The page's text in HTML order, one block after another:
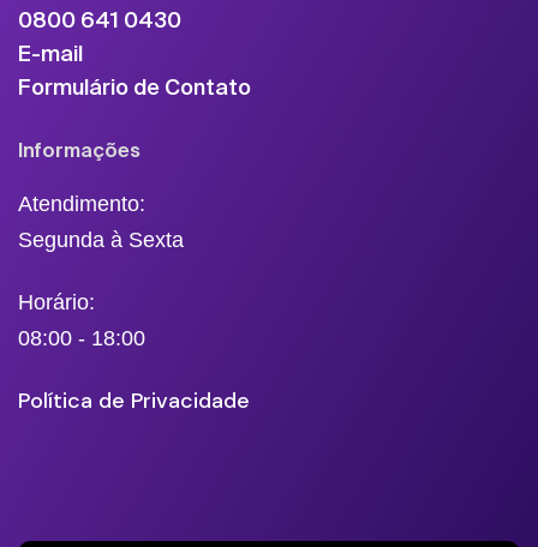
0800 641 0430
E-mail
Formulário de Contato
Informações
Atendimento:
Segunda à Sexta
Horário:
08:00 - 18:00
Política de Privacidade